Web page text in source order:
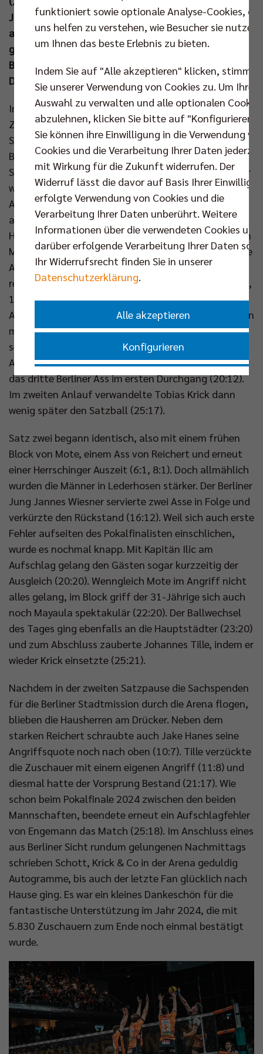
Jahreswechsel warten nun fünf trainingsfreie Tage
auf MVP Nehemiah Mote & Co, bevor die BR Volleys
gemeinsam mit der Frauenmannschaft des Berlin
Brandenburger Sportclubs zum besonderen
Doppelspieltag laden (11. Jan um 16.30 Uhr).
Im letzten Spiel des Jahres 2024 stand nach langer
Zeit erstmals wieder Nehemiah Mote in der
Startformation und nachdem Simon Plaskie das
Bundesliga-Match gegen Giesen mit
Schulterproblemen noch verpasste, nahm der Belgier
wieder einsatzbereit auf der Bank Platz. Der
Australier Mote konnte sich direkt zu Spielbeginn
auszeichnen und setzte gleich zwei Blocks – Auszeit
Herrsching (5:1). Neben den starken Aufschlägen von
Moritz Reichert und Ruben Schott fielen vor allem die
Abwehrtouches von Kyle Dagostino ins Auge, der
reihenweise Herrschinger Angriffe im Spiel hielt (10:5,
17:10). Die Gäste vom Ammersee, die ohne
Außenangreifer Rodriguez angereist waren, kämpften
mit ihrem Service. So geriet der Deutsche Meister
selten unter Druck. Auch Aufschlagjoker Djifa
Amedegnato stach und servierte mit der Netzkante
das dritte Berliner Ass im ersten Durchgang (20:12).
Im zweiten Anlauf verwandelte Tobias Krick dann
wenig später den Satzball (25:17).
Satz zwei begann identisch, also mit einem frühen
Block von Mote, einem Ass von Reichert und erneut
einer Herrschinger Auszeit (6:1, 8:1). Doch allmählich
wurden die Männer in Lederhosen stärker. Der Berliner
Jung Jannes Wiesner servierte zwei Asse in Folge und
verkürzte den Rückstand (16:12). Weil sich auch erste
Fehler aufseiten des Pokalfinalisten einschlichen,
wurde es nochmal knapp. Mit Kapitän Ilic am
Aufschlag gelang den Gästen sogar kurzzeitig der
Ausgleich (20:20). Wenngleich Mote im Angriff nicht
alles gelang, im Block griff der 31-Jährige sich auch
noch Mayaula spektakulär (22:20). Der Ballwechsel
des Tages ging ebenfalls an die Hauptstädter (23:20)
und zum Abschluss zauberte Johannes Tille, indem er
wieder Krick einsetzte (25:21).
Nachdem in der zweiten Satzpause die Sachspenden
für die Berliner Stadtmission durch die Arena flogen,
blieben die Hausherren am Drücker. Neben dem
starken Reichert schraubte auch Jake Hanes seine
Angriffsquote noch nach oben (10:7). Tille verzückte
die Zuschauer mit einem eigenen Angriff (11:8) und
diesmal hatte der Vorsprung Bestand (21:17). Wie
schon beim Pokalfinale 2024 zwischen den beiden
Mannschaften, beendete erneut ein Aufschlagfehler
von Engemann das Match (25:18). Im Anschluss eines
aus Berliner Sicht rundum gelungenen Nachmittags
schrieben Schott, Krick & Co in der Arena geduldig
Autogramme, bis auch der letzte Fan glücklich nach
Hause ging. Es war ein kleines Dankeschön für die
fantastische Unterstützung im Jahr 2024, die mit
5.830 Zuschauern zum Ende noch einmal bestätigt
wurde.
funktioniert sowie optionale Analyse-Cookies, die
uns helfen zu verstehen, wie Besucher sie nutzen,
um Ihnen das beste Erlebnis zu bieten.
Indem Sie auf "Alle akzeptieren" klicken, stimmen
Sie unserer Verwendung von Cookies zu. Um Ihre
Auswahl zu verwalten und alle optionalen Cookies
abzulehnen, klicken Sie bitte auf "Konfigurieren".
Sie können ihre Einwilligung in die Verwendung
Cookies und die Verarbeitung Ihrer Daten
mit Wirkung für die Zukunft widerrufen. Der
Widerruf lässt die davor auf Basis Ihrer
erfolgte Verwendung von Cookies und die
Verarbeitung Ihrer Daten unberührt. Weitere
Informationen über die verwendeten Cookies und
darüber erfolgende Verarbeitung Ihrer Daten
Ihr Widerrufsrecht finden Sie in unserer
Datenschutzerklärung.
Alle akzeptieren
Konfigurieren
Nur essenzielle Cookies akzeptieren
Impressum| Datenschutzerklärung